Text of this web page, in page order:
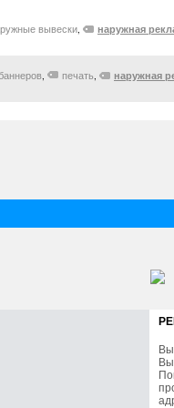
вывески, наружная
, печать, наружная